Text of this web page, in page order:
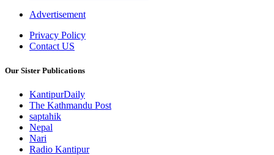
Advertisement
Privacy Policy
Contact US
Our Sister Publications
KantipurDaily
The Kathmandu Post
saptahik
Nepal
Nari
Radio Kantipur